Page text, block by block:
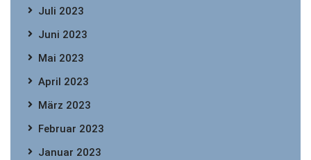
Juli 2023
Juni 2023
Mai 2023
April 2023
März 2023
Februar 2023
Januar 2023